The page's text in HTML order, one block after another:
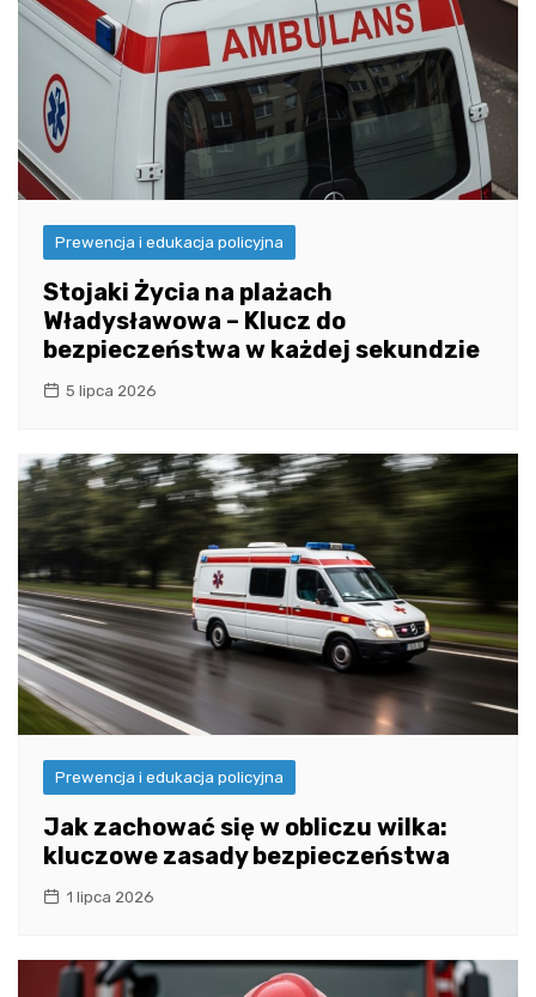
Prewencja i edukacja policyjna
Stojaki Życia na plażach
Władysławowa – Klucz do
bezpieczeństwa w każdej sekundzie
5 lipca 2026
Prewencja i edukacja policyjna
Jak zachować się w obliczu wilka:
kluczowe zasady bezpieczeństwa
1 lipca 2026